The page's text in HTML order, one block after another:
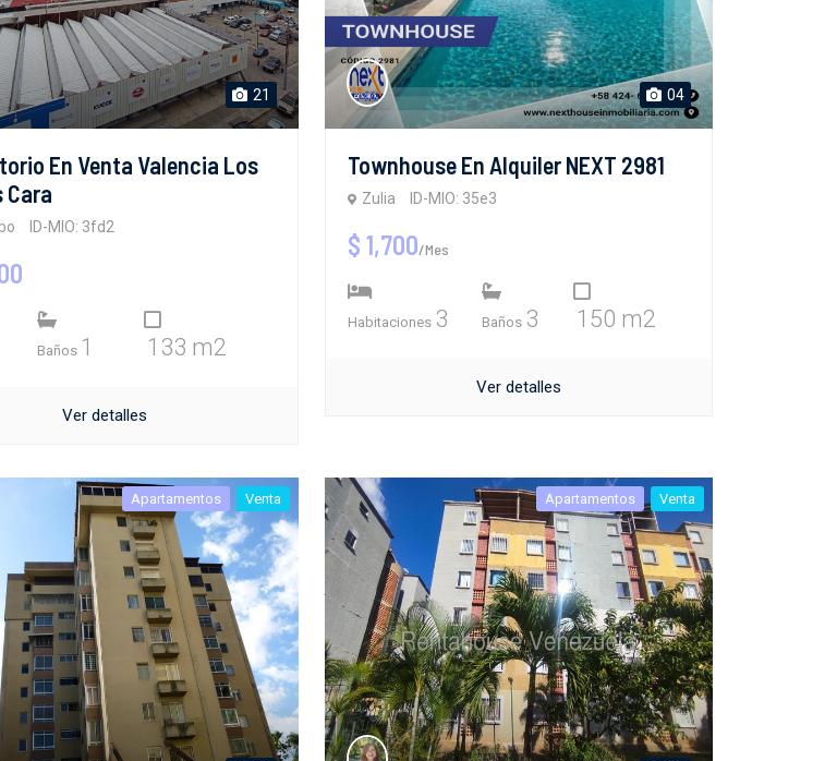
21
En Venta Valencia Los
Cara
ID-MIO: 3fd2
Baños 1 133 m2
Ver detalles
04
Townhouse En Alquiler NEXT 2981
Zulia ID-MIO: 35e3
$ 1,700/Mes
Habitaciones 3 Baños 3 150 m2
Ver detalles
Apartamentos Venta Apartamentos Venta